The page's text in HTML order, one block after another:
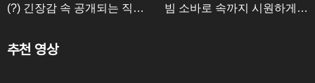
(?) 긴장감 속 공개되는 직원
빔 소바로 속까지 시원하게!
추천 영상